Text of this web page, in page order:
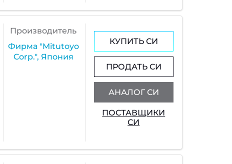
Производитель
Фирма "Mitutoyo
Corp.", Япония
КУПИТЬ СИ
ПРОДАТЬ СИ
АНАЛОГ СИ
ПОСТАВЩИКИ
СИ